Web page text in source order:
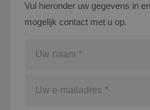
Vul hieronder uw gegevens in
mogelijk contact met u op.